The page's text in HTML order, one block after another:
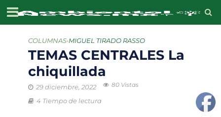
COLUMNAS•MIGUEL TIRADO RASSO
TEMAS CENTRALES La
chiquillada
29 diciembre, 2022 80 Vistas
4 Tiempo de lectura